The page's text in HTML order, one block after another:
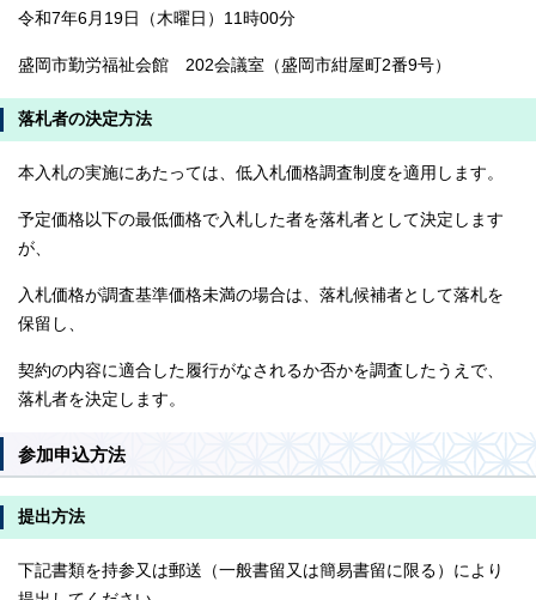
令和7年6月19日（木曜日）11時00分
盛岡市勤労福祉会館 202会議室（盛岡市紺屋町2番9号）
落札者の決定方法
本入札の実施にあたっては、低入札価格調査制度を適用します。
予定価格以下の最低価格で入札した者を落札者として決定します
が、
入札価格が調査基準価格未満の場合は、落札候補者として落札を
保留し、
契約の内容に適合した履行がなされるか否かを調査したうえで、
落札者を決定します。
参加申込方法
提出方法
下記書類を持参又は郵送（一般書留又は簡易書留に限る）により